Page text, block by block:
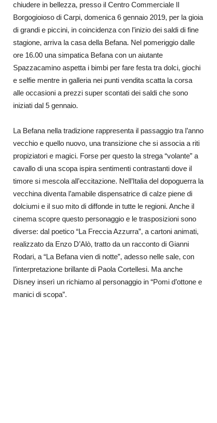
chiudere in bellezza, presso il Centro Commerciale Il
Borgogioioso di Carpi, domenica 6 gennaio 2019, per la gioia
di grandi e piccini, in coincidenza con l’inizio dei saldi di fine
stagione, arriva la casa della Befana. Nel pomeriggio dalle
ore 16.00 una simpatica Befana con un aiutante
Spazzacamino aspetta i bimbi per fare festa tra dolci, giochi
e selfie mentre in galleria nei punti vendita scatta la corsa
alle occasioni a prezzi super scontati dei saldi che sono
iniziati dal 5 gennaio.
La Befana nella tradizione rappresenta il passaggio tra l’anno
vecchio e quello nuovo, una transizione che si associa a riti
propiziatori e magici. Forse per questo la strega “volante” a
cavallo di una scopa ispira sentimenti contrastanti dove il
timore si mescola all’eccitazione. Nell’Italia del dopoguerra la
vecchina diventa l’amabile dispensatrice di calze piene di
dolciumi e il suo mito di diffonde in tutte le regioni. Anche il
cinema scopre questo personaggio e le trasposizioni sono
diverse: dal poetico “La Freccia Azzurra”, a cartoni animati,
realizzato da Enzo D’Alò, tratto da un racconto di Gianni
Rodari, a “La Befana vien di notte”, adesso nelle sale, con
l’interpretazione brillante di Paola Cortellesi. Ma anche
Disney inserì un richiamo al personaggio in “Pomi d’ottone e
manici di scopa”.